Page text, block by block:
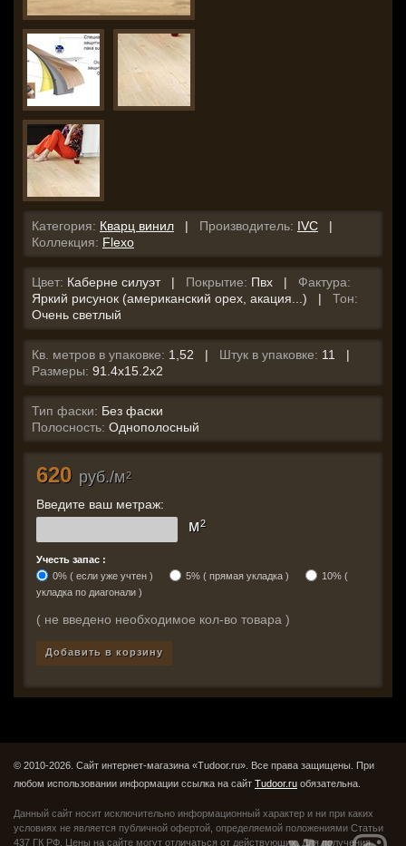
Категория: Кварц винил | Производитель: IVC |
Коллекция: Flexo
Цвет: Каберне силуэт | Покрытие: Пвх | Фактура:
Яркий рисунок (американский орех, акация...) | Тон:
Очень светлый
Кв. метров в упаковке: 1,52 | Штук в упаковке: 11 |
Размеры: 91.4x15.2x2
Тип фаски: Без фаски
Полосность: Однополосный
620 руб./м2
Введите ваш метраж:
м2
Учесть запас :
0% ( если уже учтен )
5% ( прямая укладка )
10% (
укладка по диагонали )
( не введено необходимое кол-во товара )
Добавить в корзину
© 2010-2026. Сайт интернет-магазина «Tudoor.ru». Все права защищены. При
любом использовании информации ссылка на сайт Tudoor.ru обязательна.
Данный сайт носит исключительно информационный характер и ни при каких
условиях не является публичной офертой, определяемой положениями Статьи
437 ГК РФ. Цены на сайте могут отличаться от действующих. Для получения